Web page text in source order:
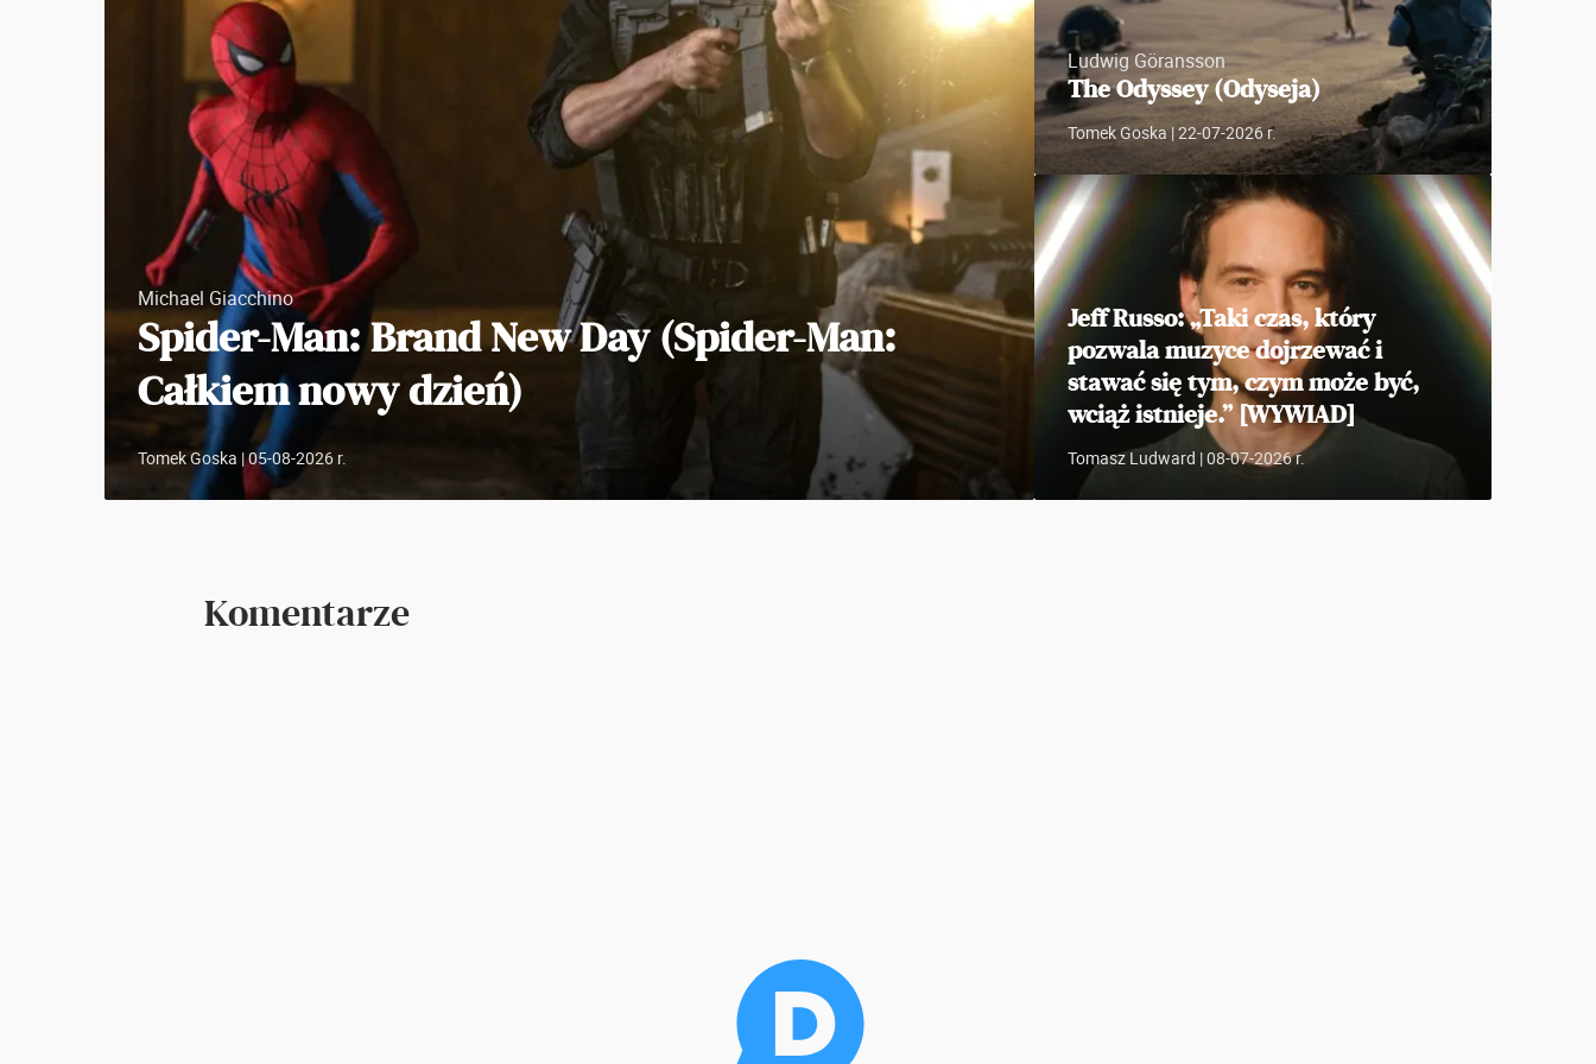
Michael Giacchino
Spider-Man: Brand New Day (Spider-Man:
Całkiem nowy dzień)
Tomek Goska | 05-08-2026 r.
Ludwig Göransson
The Odyssey (Odyseja)
Tomek Goska| 22-07-2026 r.
Jeff Russo: „Taki czas, który
pozwala muzyce dojrzewać i
stawać się tym, czym może być,
wciąż istnieje.” [WYWIAD]
Tomasz Ludward | 08-07-2026 r.
Komentarze